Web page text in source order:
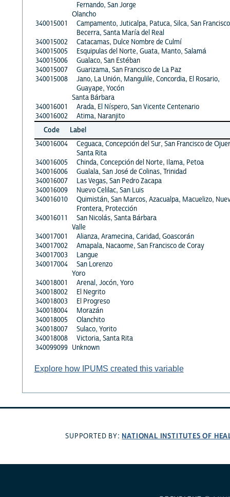
Fernando, San Jorge
Olancho
340015001
Campamento, Juticalpa, Patuca, Silca, San
Becerra, Santa María del Real
340015002
Catacamas, Dulce Nombre de Culmí
340015005
Esquipulas del Norte, Guata, Manto, Salamá
340015006
Gualaco, San Estéban
340015007
Guarizama, San Francisco de La Paz
340015008
Jano, La Unión, Mangulile, Concordia, El Rosario,
Guayape, Yocón
Santa Bárbara
340016001
Arada, El Níspero, San Vicente Centenario
340016002
Atima, Naranjito
Code
Label
340016004
Ceguaca, Concepción del Sur, San Francisco de
Santa Rita
340016005
Chinda, Concepción del Norte, Ilama, Petoa
340016006
Gualala, San José de Colinas, Trinidad
340016007
Las Vegas, San Pedro Zacapa
340016009
Nuevo Celilac, San Luis
340016010
Quimistán, San Marcos, Azacualpa, Macuelizo,
Frontera, Protección
340016011
San Nicolás, Santa Bárbara
Valle
340017001
Alianza, Aramecina, Caridad, Goascorán
340017002
Amapala, Nacaome, San Francisco de Coray
340017003
Langue
340017004
San Lorenzo
Yoro
340018001
Arenal, Jocón, Yoro
340018002
El Negrito
340018003
El Progreso
340018004
Morazán
340018005
Olanchito
340018007
Sulaco, Yorito
340018008
Victoria, Santa Rita
340099099 Unknown
Explore how IPUMS created this variable
SUPPORTED BY: NATIONAL INSTITUTES OF